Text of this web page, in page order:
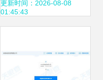
的技术创新与开发
更新时间：2026-08-08
01:45:43